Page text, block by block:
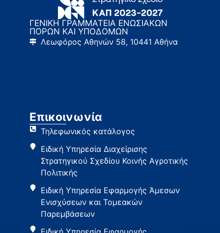
ΓΕΝΙΚΗ ΓΡΑΜΜΑΤΕΙΑ ΕΝΩΣΙΑΚΩΝ
ΠΟΡΩΝ ΚΑΙ ΥΠΟΔΟΜΩΝ
Λεωφόρος Αθηνών 58, 10441 Αθήνα
Επικοινωνία
Τηλεφωνικός κατάλογος
Ειδική Υπηρεσία Διαχείρισης
Στρατηγικού Σχεδίου Κοινής Αγροτικής
Πολιτικής
Ειδική Υπηρεσία Εφαρμογής Άμεσων
Ενισχύσεων και Τομεακών
Παρεμβάσεων